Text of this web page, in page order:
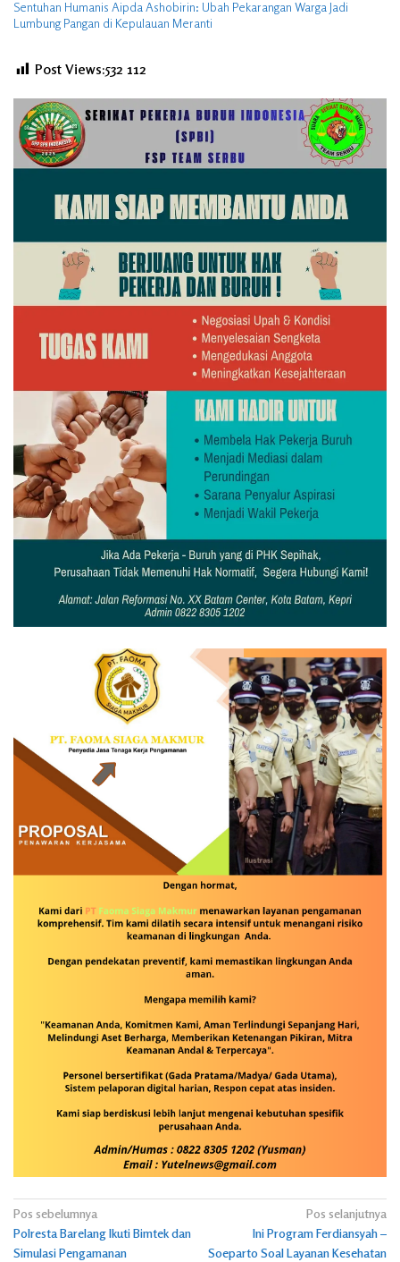
Sentuhan Humanis Aipda Ashobirin: Ubah Pekarangan Warga Jadi
Lumbung Pangan di Kepulauan Meranti
Post Views:532 112
Navigasi
pos
Pos sebelumnya
Polresta Barelang Ikuti Bimtek dan
Simulasi Pengamanan
Pos selanjutnya
Ini Program Ferdiansyah –
Soeparto Soal Layanan Kesehatan